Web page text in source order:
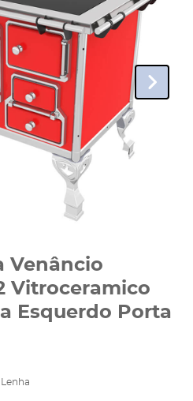
Venâncio
Vitroceramico
Esquerdo Porta